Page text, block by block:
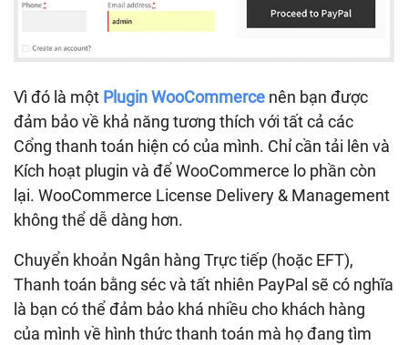
Vì đó là một Plugin WooCommerce nên bạn được
đảm bảo về khả năng tương thích với tất cả các
Cổng thanh toán hiện có của mình. Chỉ cần tải lên và
Kích hoạt plugin và để WooCommerce lo phần còn
lại. WooCommerce License Delivery & Management
không thể dễ dàng hơn.
Chuyển khoản Ngân hàng Trực tiếp (hoặc EFT),
Thanh toán bằng séc và tất nhiên PayPal sẽ có nghĩa
là bạn có thể đảm bảo khá nhiều cho khách hàng
của mình về hình thức thanh toán mà họ đang tìm